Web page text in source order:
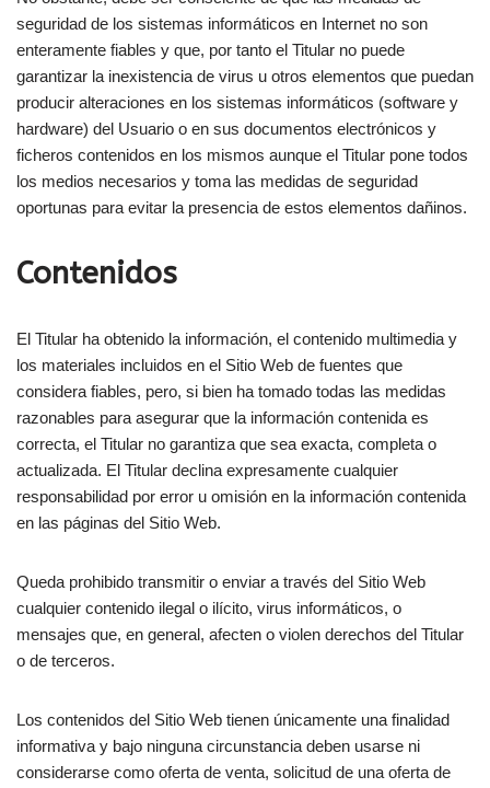
seguridad de los sistemas informáticos en Internet no son
enteramente fiables y que, por tanto el Titular no puede
garantizar la inexistencia de virus u otros elementos que puedan
producir alteraciones en los sistemas informáticos (software y
hardware) del Usuario o en sus documentos electrónicos y
ficheros contenidos en los mismos aunque el Titular pone todos
los medios necesarios y toma las medidas de seguridad
oportunas para evitar la presencia de estos elementos dañinos.
Contenidos
El Titular ha obtenido la información, el contenido multimedia y
los materiales incluidos en el Sitio Web de fuentes que
considera fiables, pero, si bien ha tomado todas las medidas
razonables para asegurar que la información contenida es
correcta, el Titular no garantiza que sea exacta, completa o
actualizada. El Titular declina expresamente cualquier
responsabilidad por error u omisión en la información contenida
en las páginas del Sitio Web.
Queda prohibido transmitir o enviar a través del Sitio Web
cualquier contenido ilegal o ilícito, virus informáticos, o
mensajes que, en general, afecten o violen derechos del Titular
o de terceros.
Los contenidos del Sitio Web tienen únicamente una finalidad
informativa y bajo ninguna circunstancia deben usarse ni
considerarse como oferta de venta, solicitud de una oferta de